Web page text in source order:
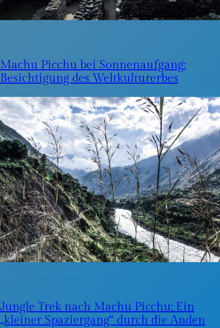
Machu Picchu bei Sonnenaufgang:
Besichtigung des Weltkulturerbes
Jungle Trek nach Machu Picchu: Ein
„kleiner Spaziergang“ durch die Anden